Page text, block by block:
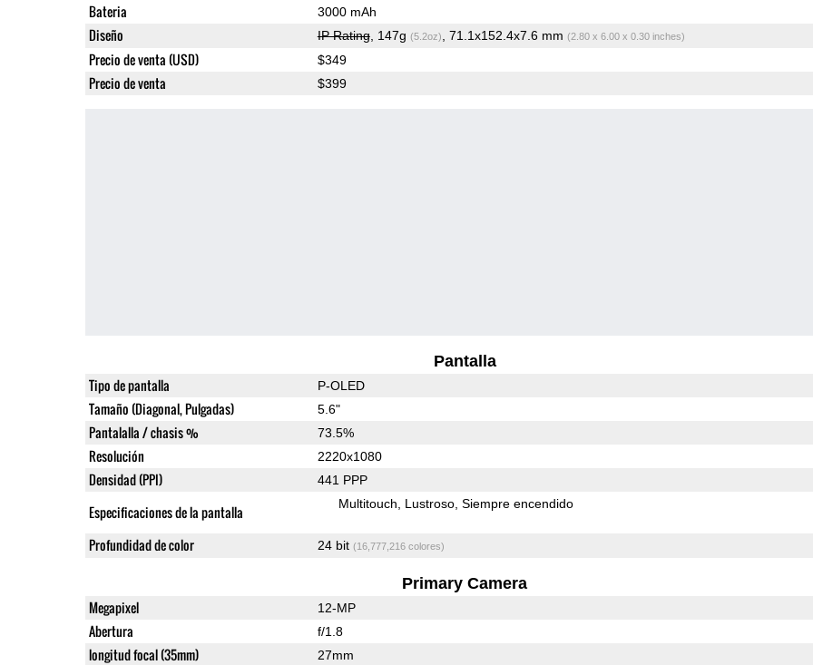
Bateria 3000 mAh
Diseño IP Rating, 147g (5.2oz) , 71.1x152.4x7.6 mm (2.80 x 6.00 x 0.30 inches)
Precio de venta (USD) $349
Precio de venta $399
Pantalla
Tipo de pantalla P-OLED
Tamaño (Diagonal, Pulgadas) 5.6"
Pantalalla / chasis % 73.5%
Resolución 2220x1080
Densidad (PPI) 441 PPP
Especificaciones de la pantalla Multitouch Lustroso Siempre encendido
Profundidad de color 24 bit (16,777,216 colores)
Primary Camera
Megapixel 12-MP
Abertura f/1.8
longitud focal (35mm) 27mm